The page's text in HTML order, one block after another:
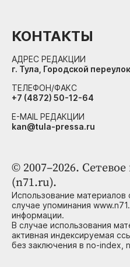
© 2007–2026.
(n71.ru).
Использование материалов
случае упоминания
информации.
В случае использования
активная индексируемая
без заключения в no-index,
КОНТАКТЫ
АДРЕС РЕДАКЦИИ
г. Тула, Городской
ТЕЛЕФОН/ФАКС
+7 (4872) 50-12-64
E-MAIL РЕДАКЦИИ
kan@tula-pressa.ru